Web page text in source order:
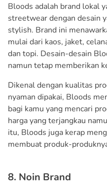
Bloods adalah brand lokal
streetwear dengan desain
stylish. Brand ini
mulai dari kaos, jaket,
dan topi. Desain-desain
namun tetap memberikan
Dikenal dengan kualitas
nyaman dipakai, Bloods
bagi kamu yang mencari
harga yang terjangkau
itu, Bloods juga kerap
membuat produk-
8. Noin Brand